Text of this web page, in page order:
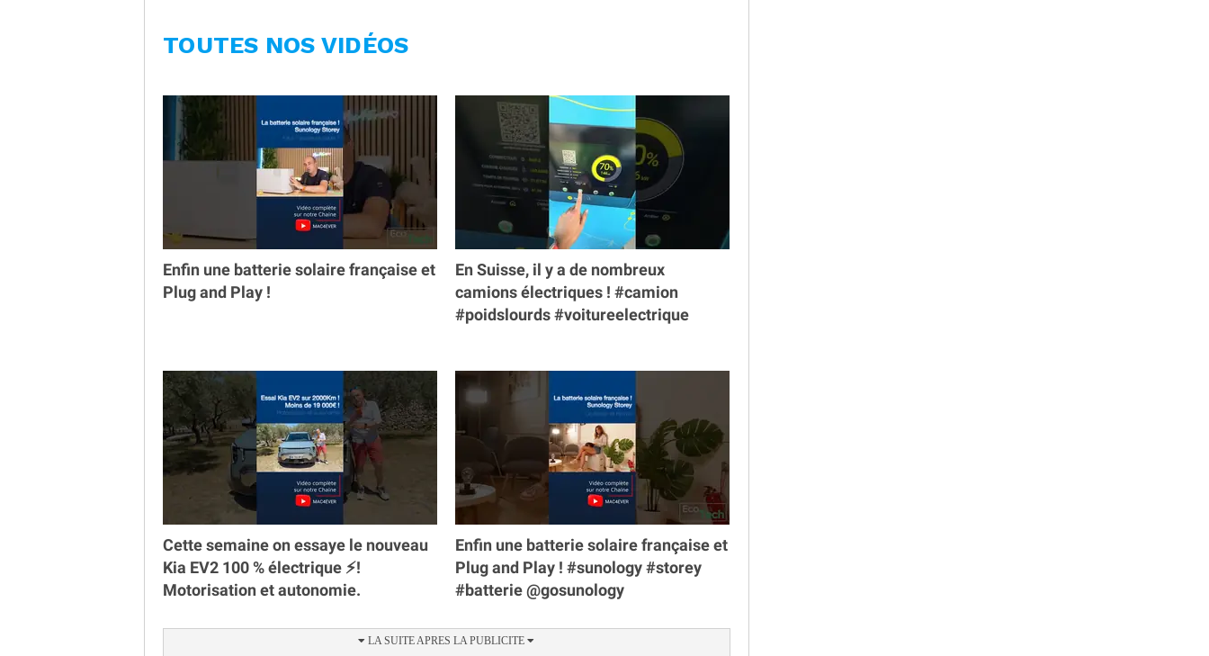
TOUTES NOS VIDÉOS
Enfin une batterie solaire française et
Plug and Play !
En Suisse, il y a de nombreux
camions électriques ! #camion
#poidslourds #voitureelectrique
Cette semaine on essaye le nouveau
Kia EV2 100 % électrique ⚡️!
Motorisation et autonomie.
Enfin une batterie solaire française et
Plug and Play ! #sunology #storey
#batterie @gosunology